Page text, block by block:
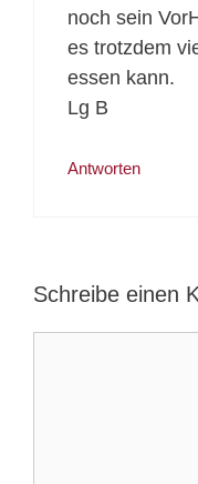
noch sein
es trotzdem
essen kann.
Lg B
Antworten
Schreibe einen